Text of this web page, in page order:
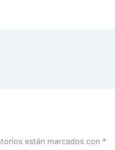
están marcados con *